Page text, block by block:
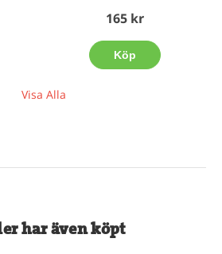
165 kr
Köp
Visa Alla
har även köpt